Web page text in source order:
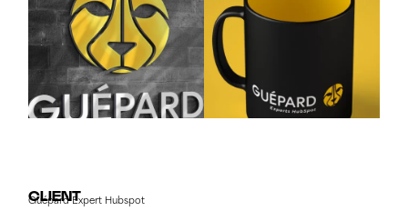
CLIENT
Guépard Expert Hubspot